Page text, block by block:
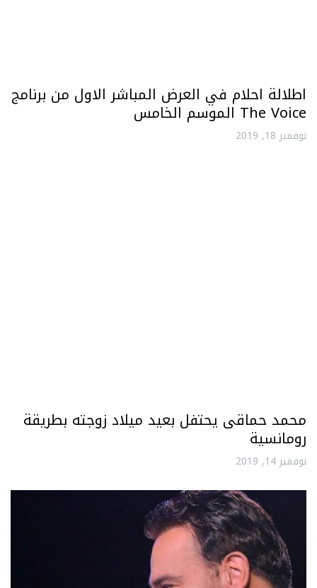
اطلالة احلام في العرض المباشر الاول من برنامج
The Voice الموسم الخامس
نوفمبر 18, 2019
محمد حماقى يحتفل بعيد ميلاد زوجته بطريقة
رومانسية
نوفمبر 14, 2019